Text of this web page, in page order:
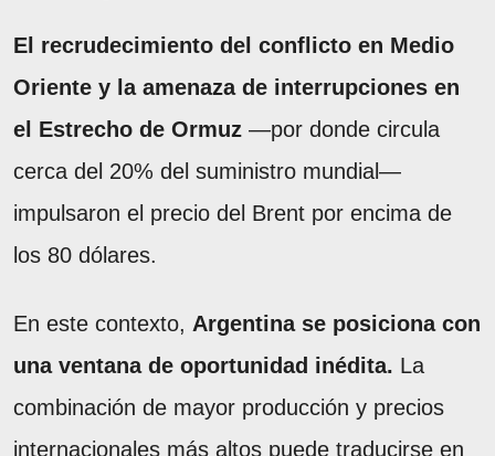
El recrudecimiento del conflicto en Medio
Oriente y la amenaza de interrupciones en
el Estrecho de Ormuz —por donde circula
cerca del 20% del suministro mundial—
impulsaron el precio del Brent por encima de
los 80 dólares.
En este contexto, Argentina se posiciona con
una ventana de oportunidad inédita. La
combinación de mayor producción y precios
internacionales más altos puede traducirse en